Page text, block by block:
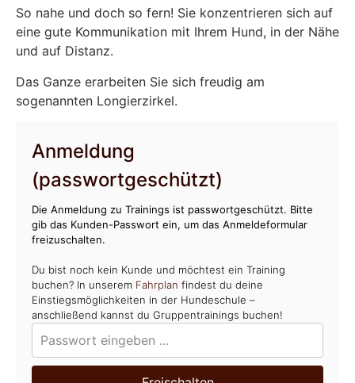
So nahe und doch so fern! Sie konzentrieren sich auf
eine gute Kommunikation mit Ihrem Hund, in der Nähe
und auf Distanz.
Das Ganze erarbeiten Sie sich freudig am
sogenannten Longierzirkel.
Anmeldung
(passwortgeschützt)
Die Anmeldung zu Trainings ist passwortgeschützt. Bitte
gib das Kunden-Passwort ein, um das Anmeldeformular
freizuschalten.
Du bist noch kein Kunde und möchtest ein Training
buchen? In unserem Fahrplan findest du deine
Einstiegsmöglichkeiten in der Hundeschule –
anschließend kannst du Gruppentrainings buchen!